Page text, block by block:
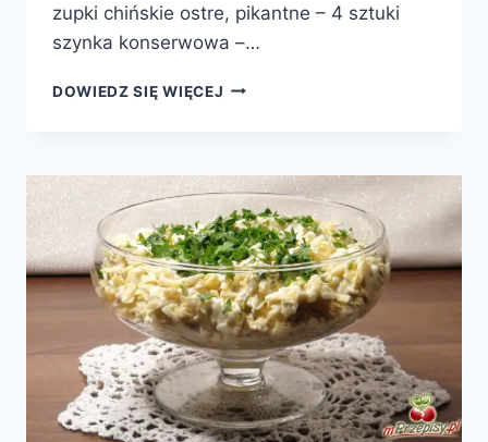
zupki chińskie ostre, pikantne – 4 sztuki
szynka konserwowa –…
DOWIEDZ SIĘ WIĘCEJ SAŁATA